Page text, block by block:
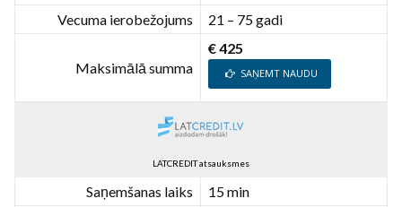
Vecuma ierobežojums
21 – 75 gadi
Maksimālā summa
€ 425
SAŅEMT NAUDU
LATCREDIT atsauksmes
Saņemšanas laiks
15 min